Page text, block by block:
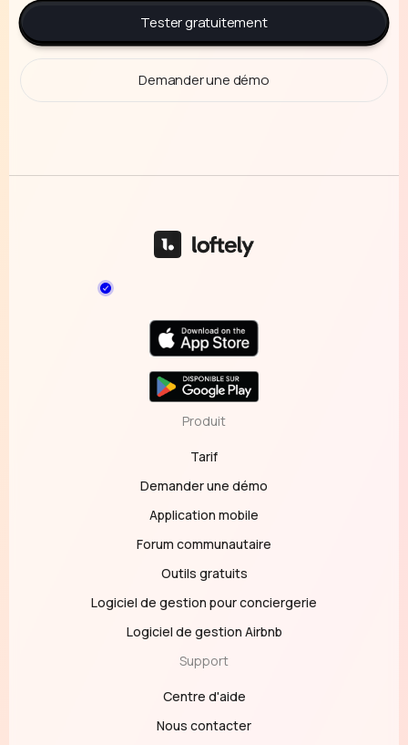
Tester gratuitement
Demander une démo
Produit
Tarif
Demander une démo
Application mobile
Forum communautaire
Outils gratuits
Logiciel de gestion pour conciergerie
Logiciel de gestion Airbnb
Support
Centre d'aide
Nous contacter